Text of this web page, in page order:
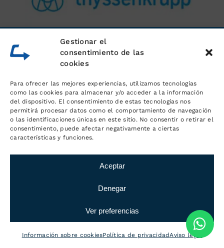
Gestionar el
consentimiento de las
cookies
Para ofrecer las mejores experiencias, utilizamos tecnologías
como las cookies para almacenar y/o acceder a la información
del dispositivo. El consentimiento de estas tecnologías nos
permitirá procesar datos como el comportamiento de navegación
o las identificaciones únicas en este sitio. No consentir o retirar el
consentimiento, puede afectar negativamente a ciertas
características y funciones.
Aceptar
Denegar
Ver preferencias
Información sobre cookiesPolítica de privacidadAviso legal